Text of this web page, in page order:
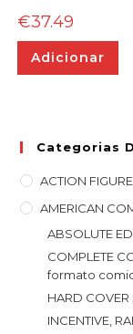
€37.49
Adicionar
Categorias
ACTION
AMERICAN
ABSOLUTE
COMPLETE
formato
HARD
INCENTIVE,